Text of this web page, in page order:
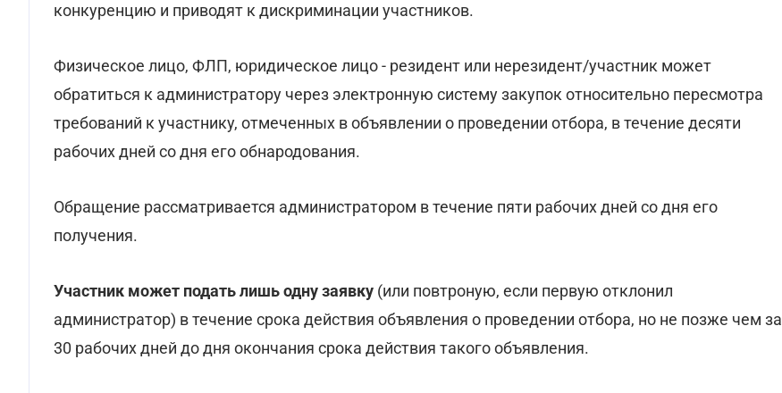
конкуренцию и приводят к дискриминации участников.
Физическое лицо, ФЛП, юридическое лицо - резидент или нерезидент/участник может
обратиться к администратору через электронную систему закупок относительно пересмотра
требований к участнику, отмеченных в объявлении о проведении отбора, в течение десяти
рабочих дней со дня его обнародования.
Обращение рассматривается администратором в течение пяти рабочих дней со дня его
получения.
Участник может подать лишь одну заявку (или повтроную, если первую отклонил
администратор) в течение срока действия объявления о проведении отбора, но не позже чем за
30 рабочих дней до дня окончания срока действия такого объявления.